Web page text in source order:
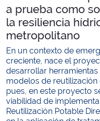
a prueba como
la resiliencia
metropolitano
En un contexto de
creciente, nace el
desarrollar
modelos de
pues, en este proyecto
viabilidad de
Reutilización Potable